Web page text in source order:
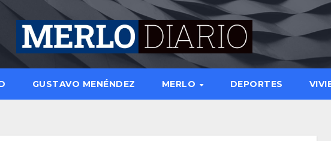
GUSTAVO MENÉNDEZ MERLO DEPORTES